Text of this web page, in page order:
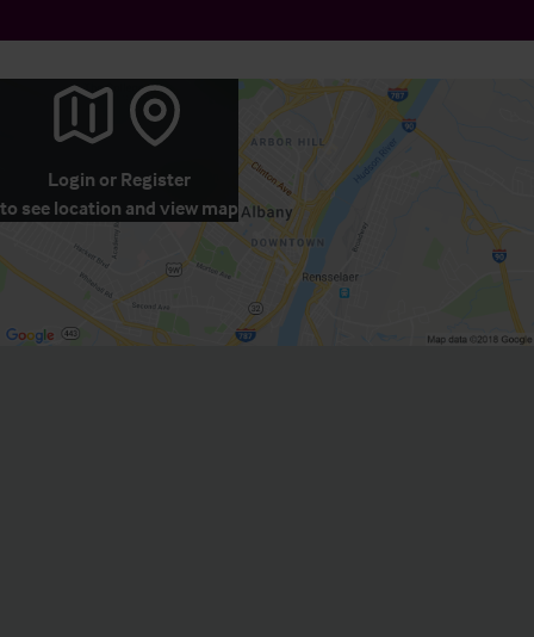
Login or Register
to see location and view map